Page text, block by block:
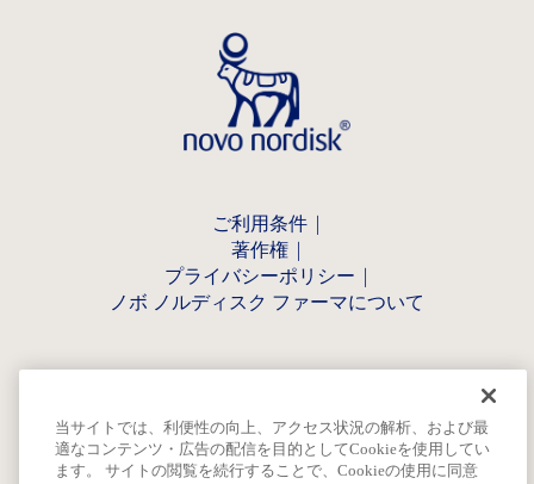
ご利用条件
著作権
プライバシーポリシー
ノボ ノルディスク ファーマについて
当サイトでは、利便性の向上、アクセス状況の解析、および最
適なコンテンツ・広告の配信を目的としてCookieを使用してい
ます。 サイトの閲覧を続行することで、Cookieの使用に同意